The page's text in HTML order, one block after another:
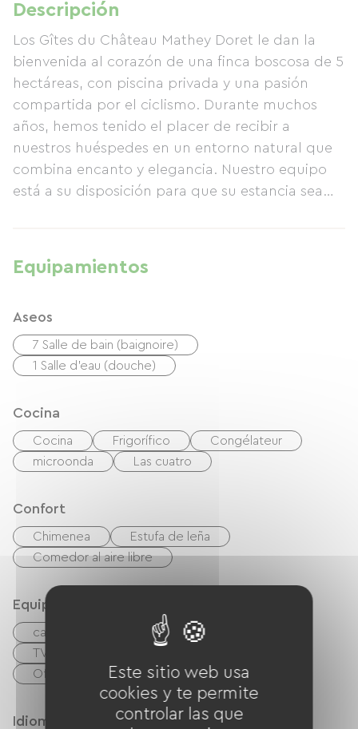
Descripción
Los Gîtes du Château Mathey Doret le dan la
bienvenida al corazón de una finca boscosa de 5
hectáreas, con piscina privada y una pasión
compartida por el ciclismo. Durante muchos
años, hemos tenido el placer de recibir a
nuestros huéspedes en un entorno natural que
combina encanto y elegancia. Nuestro equipo
está a su disposición para que su estancia sea
Equipamientos
Aseos
7 Salle de bain (baignoire)
1 Salle d'eau (douche)
Cocina
Cocina Frigorífico
Congélateur
microonda
Las cuatro
Confort
Chimenea
Estufa de leña
Comedor al aire libre
Equipos
cafetera Lave linge
TV
Oficina / Espacio de trabajo remoto
Idiomas
Este sitio web usa
cookies y te permite
controlar las que